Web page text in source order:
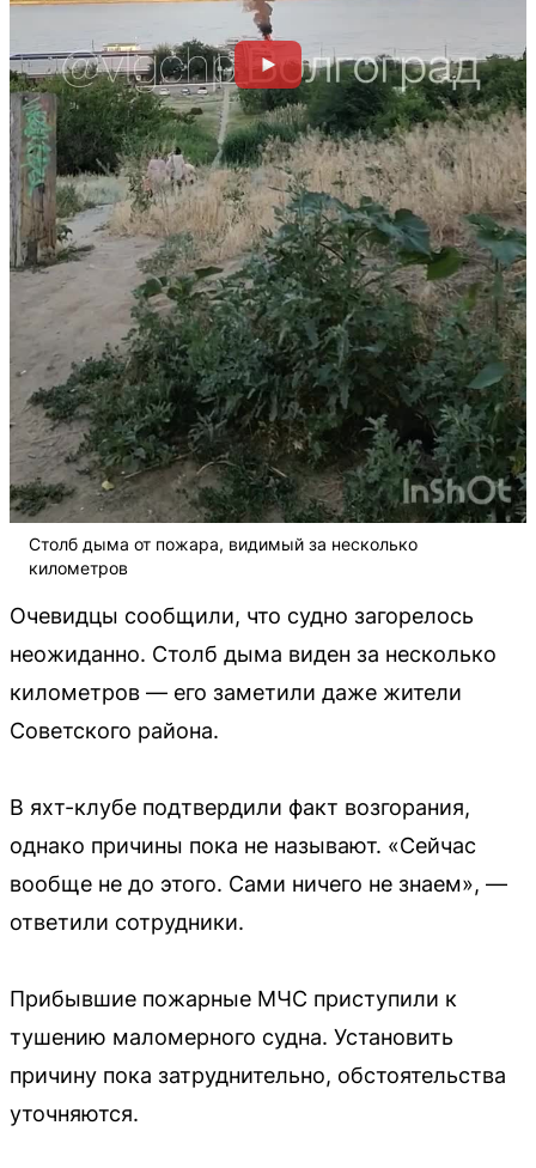
Столб дыма от пожара, видимый за несколько
километров
Очевидцы сообщили, что судно загорелось
неожиданно. Столб дыма виден за несколько
километров — его заметили даже жители
Советского района.
В яхт-клубе подтвердили факт возгорания,
однако причины пока не называют. «Сейчас
вообще не до этого. Сами ничего не знаем», —
ответили сотрудники.
Прибывшие пожарные МЧС приступили к
тушению маломерного судна. Установить
причину пока затруднительно, обстоятельства
уточняются.